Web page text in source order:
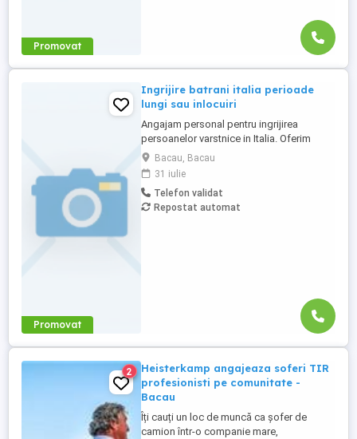
Promovat
Promovat
Ingrijire batrani italia perioade
lungi sau inlocuiri
Angajam personal pentru ingrijirea
persoanelor varstnice in Italia. Oferim
stabilitate si sprijin pe toata perioada
contractului. Nu percepem nicio taxa in
Romania sau Italia! Cunostinte medii de
limba italiana! Experienta si recomandarile
constituie avantaj!
Bacau, Bacau
31 iulie
Telefon validat
Repostat automat
2
Heisterkamp angajeaza soferi TIR
profesionisti pe comunitate -
Bacau
Îți cauți un loc de muncă ca șofer de
camion într-o companie mare,